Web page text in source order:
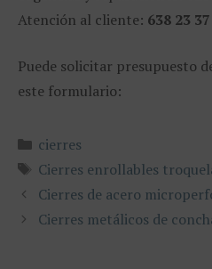
Atención al cliente: 638 23
Puede solicitar presupuesto
este formulario:
Categorías
cierres
Etiquetas
Cierres enrollables
Cierres de acero
Cierres metálicos de